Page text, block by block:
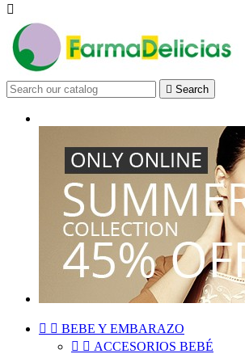

 Search
  BEBE Y EMBARAZO
  ACCESORIOS BEBÉ